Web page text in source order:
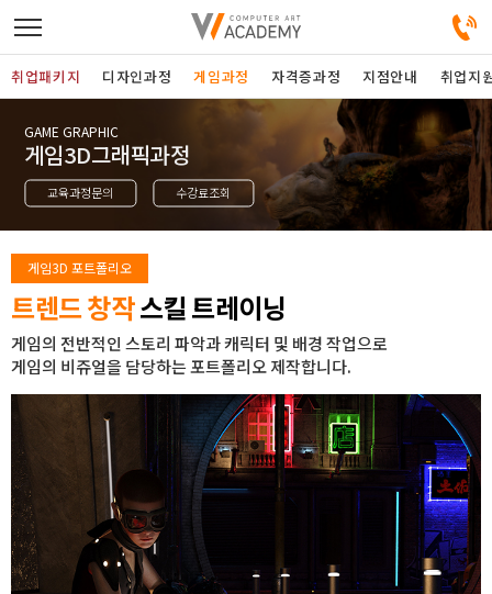
디자인정규과정
디자인단과과정
게임과정
자격증과정
커뮤니티
취업패키지
취업지원센터
고객상담센터
취업패키지 디자인과정 게임과정 자격증과정 지점안내 취업지
GAME GRAPHIC
게임3D그래픽과정
교육과정문의 수강료조회
게임3D 포트폴리오
트렌드 창작스킬 트레이닝
게임의 전반적인 스토리 파악과 캐릭터 및 배경 작업으로
게임의 비쥬얼을 담당하는 포트폴리오 제작합니다.